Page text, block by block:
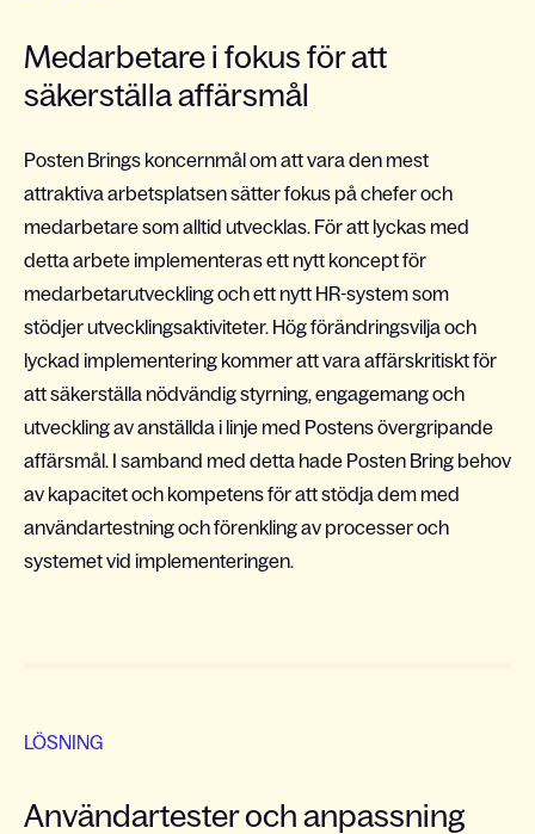
Medarbetare i fokus för att
säkerställa affärsmål
Posten Brings koncernmål om att vara den mest
attraktiva arbetsplatsen sätter fokus på chefer och
medarbetare som alltid utvecklas. För att lyckas med
detta arbete implementeras ett nytt koncept för
medarbetarutveckling och ett nytt HR-system som
stödjer utvecklingsaktiviteter. Hög förändringsvilja och
lyckad implementering kommer att vara affärskritiskt för
att säkerställa nödvändig styrning, engagemang och
utveckling av anställda i linje med Postens övergripande
affärsmål. I samband med detta hade Posten Bring behov
av kapacitet och kompetens för att stödja dem med
användartestning och förenkling av processer och
systemet vid implementeringen.
LÖSNING
Användartester och anpassning